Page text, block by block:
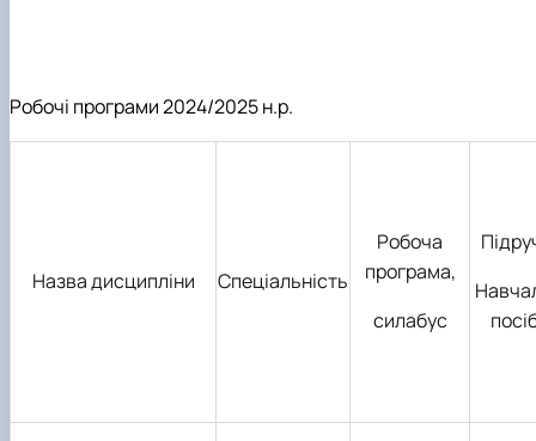
Робочі програми 2024/2025 н.р.
Назва дисципліни Спеціальність
Робоча
програма,
силабус